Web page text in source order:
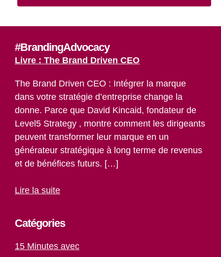
#BrandingAdvocacy
Livre : The Brand Driven CEO
The Brand Driven CEO : Intégrer la marque
dans votre stratégie d’entreprise change la
donne. Parce que David Kincaid, fondateur de
Level5 Strategy , montre comment les dirigeants
peuvent transformer leur marque en un
générateur stratégique à long terme de revenus
et de bénéfices futurs. […]
Lire la suite
Catégories
15 Minutes avec